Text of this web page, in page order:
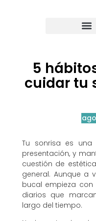
5
cuidar tu
Tu sonrisa es
presentación, y
cuestión de
general. Aunque a
bucal empieza
diarios que
largo del tiempo.